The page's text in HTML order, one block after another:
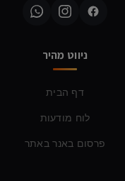
ניווט מהיר
דף הבית
לוח מודעות
פרסום באנר באתר